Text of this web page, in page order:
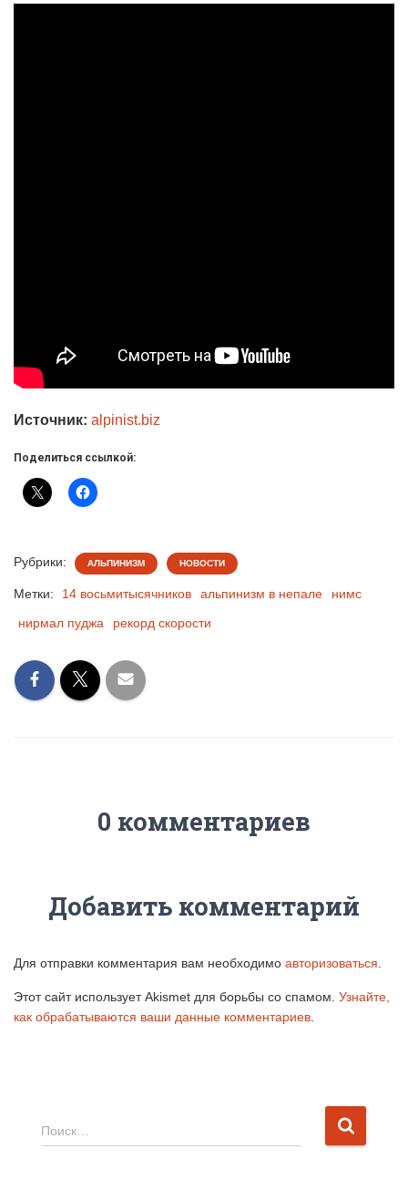
Источник: alpinist.biz
Поделиться ссылкой:
Рубрики: АЛЬПИНИЗМ НОВОСТИ
Метки: 14 восьмитысячников альпинизм в непале
нимс
нирмал пуджа
рекорд скорости
0 комментариев
Добавить комментарий
Для отправки комментария вам необходимо авторизоваться
Этот сайт использует Akismet для борьбы со спамом. Узнайте,
как обрабатываются ваши данные комментариев
Н
а
Поиск…